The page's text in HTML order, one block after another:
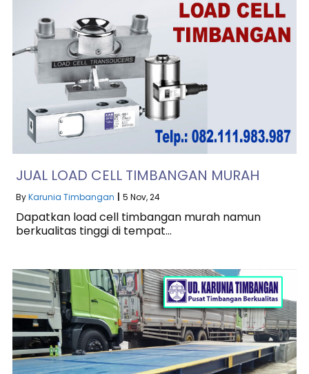
JUAL LOAD CELL TIMBANGAN MURAH
ByKarunia Timbangan 5 Nov, 24
Dapatkan load cell timbangan murah namun
berkualitas tinggi di tempat…